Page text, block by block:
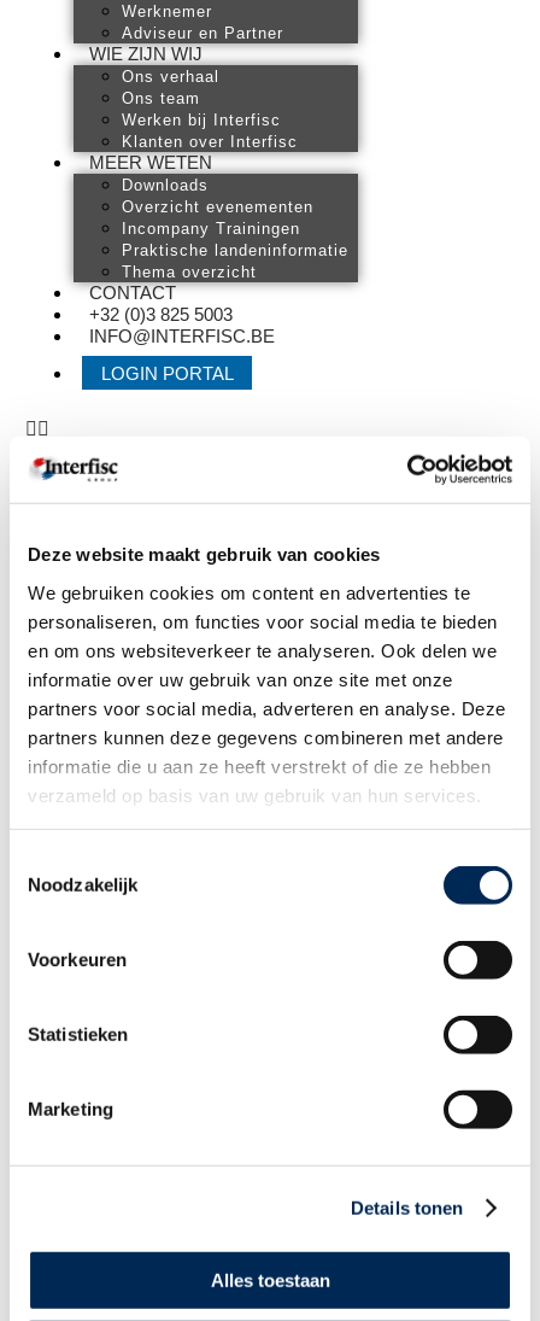
Deze website maakt gebruik van cookies
We gebruiken cookies om content en advertenties te
personaliseren, om functies voor social media te bieden
en om ons websiteverkeer te analyseren. Ook delen we
informatie over uw gebruik van onze site met onze
partners voor social media, adverteren en analyse. Deze
partners kunnen deze gegevens combineren met andere
informatie die u aan ze heeft verstrekt of die ze hebben
verzameld op basis van uw gebruik van hun services.
Noodzakelijk
Voorkeuren
Statistieken
Marketing
Details tonen
Alles toestaan
Werknemer
Adviseur en Partner
WIE ZIJN WIJ
Ons verhaal
Ons team
Werken bij Interfisc
Klanten over Interfisc
MEER WETEN
Downloads
Overzicht evenementen
Incompany Trainingen
Praktische landeninformatie
Thema overzicht
CONTACT
+32 (0)3 825 5003
INFO@INTERFISC.BE
LOGIN PORTAL
HOME
Verzekeringen
Arbeidsrechtelijk advies
Fiscaal advies
Boekhouding uitbesteden
Vestiging opzetten in het
buitenland
EXPERTISES
Personeel in het buitenland
Internationale tewerkstelling
Internationaal ondernemen
Ondernemen in Nederland
Werknemer
Ons team
MEER WETEN
CONTACT